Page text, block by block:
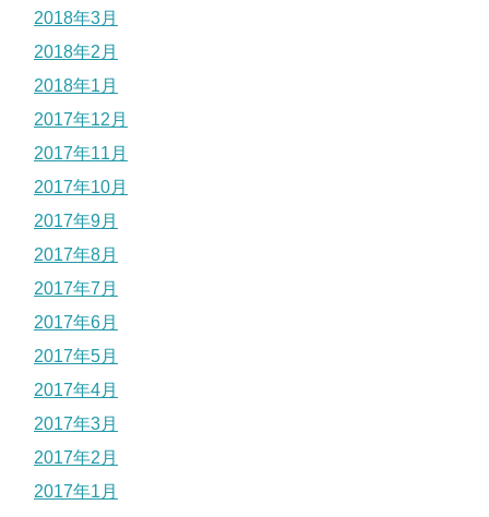
2018年3月
2018年2月
2018年1月
2017年12月
2017年11月
2017年10月
2017年9月
2017年8月
2017年7月
2017年6月
2017年5月
2017年4月
2017年3月
2017年2月
2017年1月